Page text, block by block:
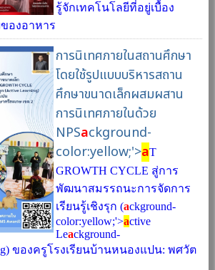
รู้จักเทคโนโลยีที่อยู่เบื้อง
องอาหาร
การนิเทศภายในสถานศึกษา
โดยใช้รูปแบบบริหารสถาน
ศึกษาขนาดเล็กผสมผสาน
การนิเทศภายในด้วย
NPSackground-
color:yellow;'>aT
GROWTH CYCLE สู่การ
พัฒนาสมรรถนะการจัดการ
เรียนรู้เชิงรุก (ackground-
color:yellow;'>active
Leackground-
ของครูโรงเรียนบ้านหนองแปน: พศวัต